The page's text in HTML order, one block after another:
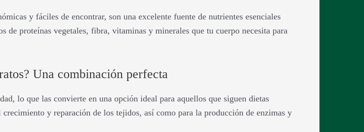
y fáciles de encontrar, son una excelente fuente de nutrientes esenciales
de proteínas vegetales, fibra, vitaminas y minerales que tu cuerpo necesita para
Una combinación perfecta
lo que las convierte en una opción ideal para aquellos que siguen dietas
crecimiento y reparación de los tejidos, así como para la producción de enzimas y